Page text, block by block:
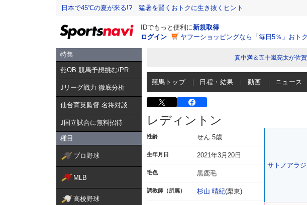
日本で45℃の夏が来る!? 猛暑を賢くおトクに生き抜くヒント
IDでもっと便利に新規取得
ログイン
ヤフーショッピングなら「毎日5％」おトク
特集
燕OB 競馬予想挑む/PR
Jリーグ戦力 徹底分析
仙台育英監督 名将対談
J国立試合に無料招待
種目
プロ野球
MLB
高校野球
真中満＆五十嵐亮太が佐
競馬トップ 日程・結果 動画 ニュース
レディントン
性齢 せん 5歳
生年月日 2021年3月20日
毛色 黒鹿毛
調教師（所属） 杉山 晴紀(栗東)
サトノアラ